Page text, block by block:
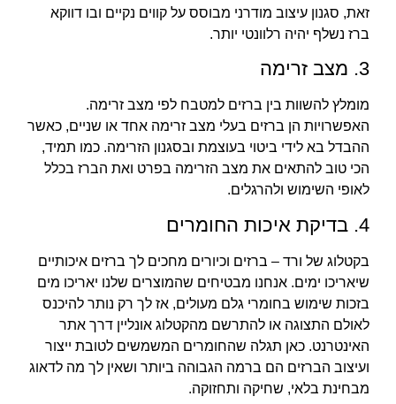
זאת, סגנון עיצוב מודרני מבוסס על קווים נקיים ובו דווקא
ברז נשלף יהיה רלוונטי יותר.
3. מצב זרימה
מומלץ להשוות בין ברזים למטבח לפי מצב זרימה.
האפשרויות הן ברזים בעלי מצב זרימה אחד או שניים, כאשר
ההבדל בא לידי ביטוי בעוצמת ובסגנון הזרימה. כמו תמיד,
הכי טוב להתאים את מצב הזרימה בפרט ואת הברז בכלל
לאופי השימוש ולהרגלים.
4. בדיקת איכות החומרים
בקטלוג של ורד – ברזים וכיורים מחכים לך ברזים איכותיים
שיאריכו ימים. אנחנו מבטיחים שהמוצרים שלנו יאריכו מים
בזכות שימוש בחומרי גלם מעולים, אז לך רק נותר להיכנס
לאולם התצוגה או להתרשם מהקטלוג אונליין דרך אתר
האינטרנט. כאן תגלה שהחומרים המשמשים לטובת ייצור
ועיצוב הברזים הם ברמה הגבוהה ביותר ושאין לך מה לדאוג
מבחינת בלאי, שחיקה ותחזוקה.